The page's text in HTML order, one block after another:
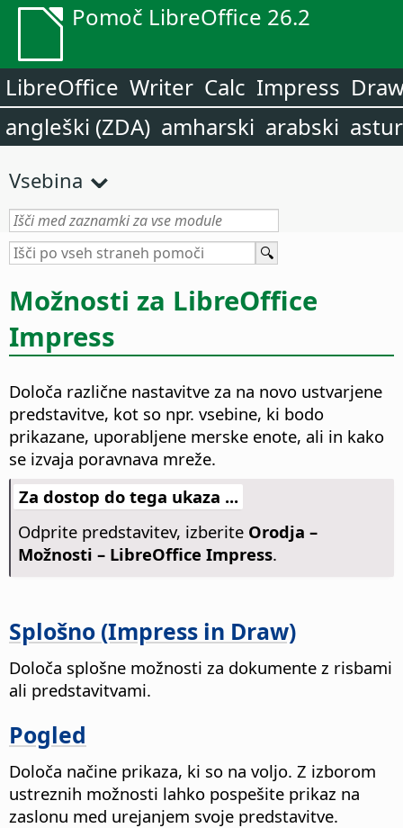
Pomoč LibreOffice 26.2
LibreOffice Writer Calc Impress
angleški (ZDA) amharski arabski
Vsebina
Možnosti za LibreOffice
Impress
Določa različne nastavitve za na novo ustvarjene
predstavitve, kot so npr. vsebine, ki bodo
prikazane, uporabljene merske enote, ali in kako
se izvaja poravnava mreže.
Za dostop do tega ukaza ...
Odprite predstavitev, izberite Orodja –
Možnosti – LibreOffice Impress.
Splošno (Impress in Draw)
Določa splošne možnosti za dokumente z risbami
ali predstavitvami.
Pogled
Določa načine prikaza, ki so na voljo. Z izborom
ustreznih možnosti lahko pospešite prikaz na
zaslonu med urejanjem svoje predstavitve.